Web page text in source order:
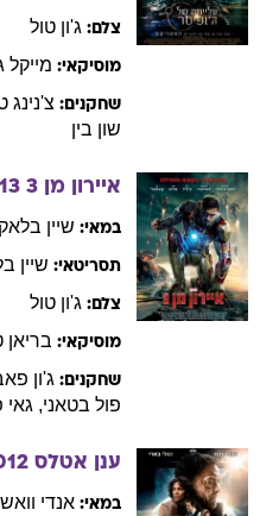
צלם: ג'ון טול
מוסיקאי: מייקל
שחקנים: צ'נינג
שון בין
איירון מן 3
במאי: שיין בלאק
תסריטאי: שיין
צלם: ג'ון טול
מוסיקאי: בריאן
שחקנים: ג'ון
פול בטאני, גאי
ענן אטלס
במאי: אנדי